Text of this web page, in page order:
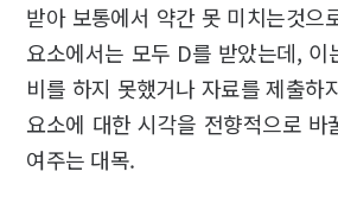
받아 보통에서 약간 못 미치는것으
요소에서는 모두 D를 받았는데, 이
비를 하지 못했거나 자료를 제출하
요소에 대한 시각을 전향적으로 바
여주는 대목.